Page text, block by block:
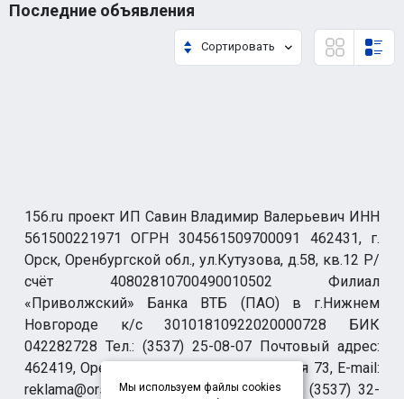
Последние объявления
Сортировать
156.ru проект ИП Савин Владимир Валерьевич ИНН
561500221971 ОГРН 304561509700091 462431, г.
Орск, Оренбургской обл., ул.Кутузова, д.58, кв.12 Р/
счёт 40802810700490010502 Филиал
«Приволжский» Банка ВТБ (ПАО) в г.Нижнем
Новгороде к/с 30101810922020000728 БИК
042282728 Тел.: (3537) 25-08-07 Почтовый адрес:
462419, Оренбургская обл., г. Орск-19 а/я 73, E-mail:
reklama@orsk.ru ТЕЛЕФОН МОДЕРАЦИИ (3537) 32-
Мы используем файлы cookies